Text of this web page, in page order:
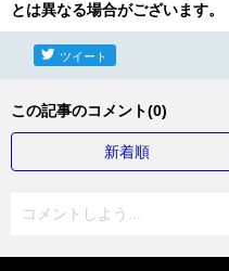
とは異なる場合がございます。
ツイート
この記事のコメント(0)
新着順
コメントしよう...